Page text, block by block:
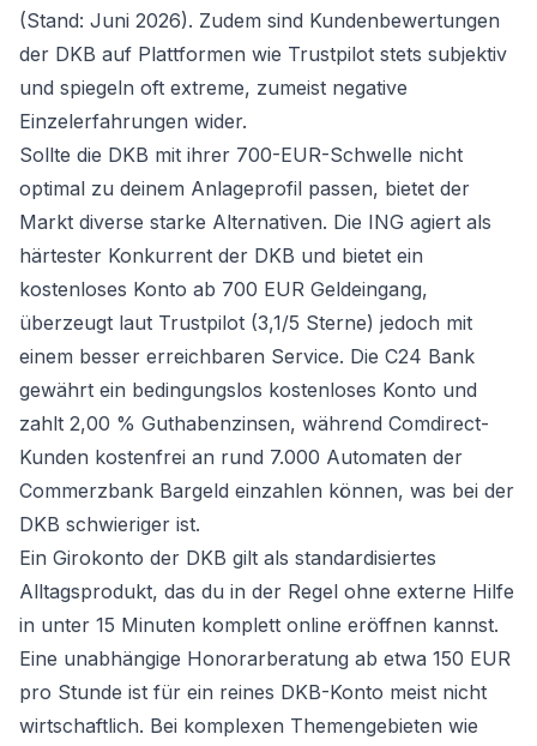
(Stand: Juni 2026). Zudem sind Kundenbewertungen
der DKB auf Plattformen wie Trustpilot stets subjektiv
und spiegeln oft extreme, zumeist negative
Einzelerfahrungen wider.
Sollte die DKB mit ihrer 700-EUR-Schwelle nicht
optimal zu deinem Anlageprofil passen, bietet der
Markt diverse starke Alternativen. Die ING agiert als
härtester Konkurrent der DKB und bietet ein
kostenloses Konto ab 700 EUR Geldeingang,
überzeugt laut Trustpilot (3,1/5 Sterne) jedoch mit
einem besser erreichbaren Service. Die C24 Bank
gewährt ein bedingungslos kostenloses Konto und
zahlt 2,00 % Guthabenzinsen, während Comdirect-
Kunden kostenfrei an rund 7.000 Automaten der
Commerzbank Bargeld einzahlen können, was bei der
DKB schwieriger ist.
Ein Girokonto der DKB gilt als standardisiertes
Alltagsprodukt, das du in der Regel ohne externe Hilfe
in unter 15 Minuten komplett online eröffnen kannst.
Eine unabhängige Honorarberatung ab etwa 150 EUR
pro Stunde ist für ein reines DKB-Konto meist nicht
wirtschaftlich. Bei komplexen Themengebieten wie